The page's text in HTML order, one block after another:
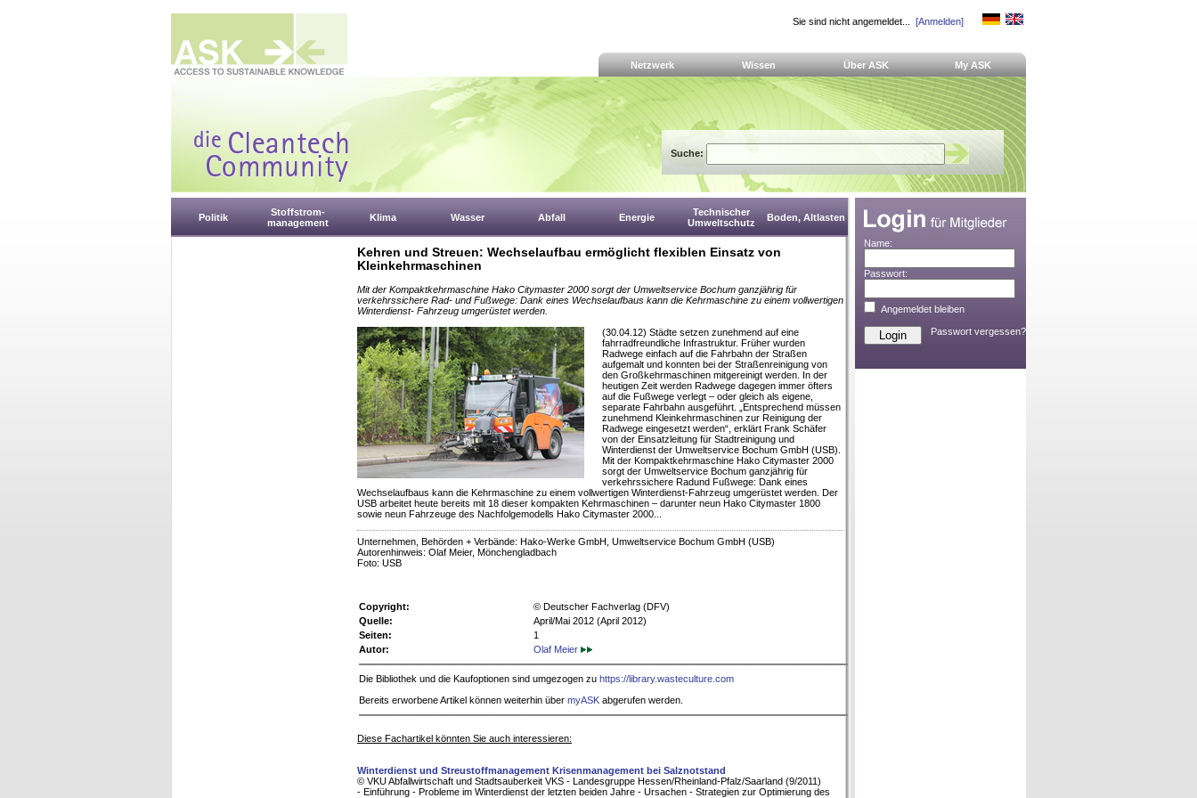
Sie sind nicht angemeldet... [Anmelden]
Netzwerk Wissen Über ASK My ASK
Suche:
Politik
Stoffstrom-
management
Klima Wasser Abfall Energie
Technischer
Umweltschutz
Boden, Altlasten
Kehren und Streuen: Wechselaufbau ermöglicht flexiblen Einsatz von
Kleinkehrmaschinen
Mit der Kompaktkehrmaschine Hako Citymaster 2000 sorgt der Umweltservice Bochum ganzjährig für
verkehrssichere Rad- und Fußwege: Dank eines Wechselaufbaus kann die Kehrmaschine zu einem vollwertigen
Winterdienst- Fahrzeug umgerüstet werden.
(30.04.12) Städte setzen zunehmend auf eine
fahrradfreundliche Infrastruktur. Früher wurden
Radwege einfach auf die Fahrbahn der Straßen
aufgemalt und konnten bei der Straßenreinigung von
den Großkehrmaschinen mitgereinigt werden. In der
heutigen Zeit werden Radwege dagegen immer öfters
auf die Fußwege verlegt – oder gleich als eigene,
separate Fahrbahn ausgeführt. „Entsprechend müssen
zunehmend Kleinkehrmaschinen zur Reinigung der
Radwege eingesetzt werden“, erklärt Frank Schäfer
von der Einsatzleitung für Stadtreinigung und
Winterdienst der Umweltservice Bochum GmbH (USB).
Mit der Kompaktkehrmaschine Hako Citymaster 2000
sorgt der Umweltservice Bochum ganzjährig für
verkehrssichere Radund Fußwege: Dank eines
Wechselaufbaus kann die Kehrmaschine zu einem vollwertigen Winterdienst-Fahrzeug umgerüstet werden. Der
USB arbeitet heute bereits mit 18 dieser kompakten Kehrmaschinen – darunter neun Hako Citymaster 1800
sowie neun Fahrzeuge des Nachfolgemodells Hako Citymaster 2000...
Unternehmen, Behörden + Verbände: Hako-Werke GmbH, Umweltservice Bochum GmbH (USB)
Autorenhinweis: Olaf Meier, Mönchengladbach
Foto: USB
Copyright:
© Deutscher Fachverlag (DFV)
Quelle:
April/Mai 2012 (April 2012)
Seiten:
1
Autor:
Olaf Meier
Die Bibliothek und die Kaufoptionen sind umgezogen zu https://library.wasteculture.com
Bereits erworbene Artikel können weiterhin über myASK abgerufen werden.
Diese Fachartikel könnten Sie auch interessieren:
Winterdienst und Streustoffmanagement Krisenmanagement bei Salznotstand
© VKU Abfallwirtschaft und Stadtsauberkeit VKS - Landesgruppe Hessen/Rheinland-Pfalz/Saarland (9/2011)
- Einführung - Probleme im Winterdienst der letzten beiden Jahre - Ursachen - Strategien zur Optimierung des
Name:
Passwort:
Angemeldet bleiben
Passwort vergessen?